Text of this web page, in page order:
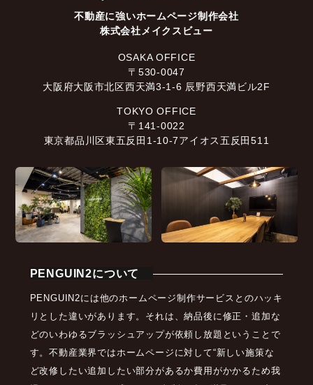
不動産に強いホームページ制作会社
株式会社メイクスビュー
OSAKA OFFICE
〒530-0047
大阪府大阪市北区西天満3-1-6 辰野西天満ビル2F
TOKYO OFFICE
〒141-0022
東京都品川区東五反田1-10-7アイオス五反田511
PENGUIN2について
PENGUIN2には他のホームページ制作サービスとのハッキ
リとした違いがあります。それは、納品後に修正・追加な
どのいわゆるブラッシュアップが依頼し放題ということで
す。不動産業界ではホームページに対して“新しい施策な
ど改修したい追加したい部分があるか費用がかかるため我